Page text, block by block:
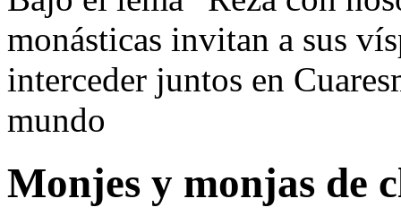
monásticas invitan a sus
interceder juntos en
mundo
Monjes y monjas de